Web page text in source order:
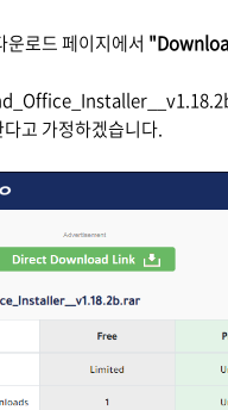
운로드 페이지에서
고 가정하겠습니다.